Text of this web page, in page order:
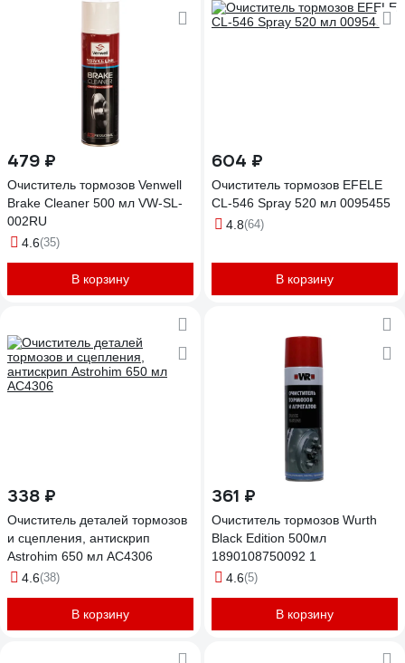
479 ₽
Очиститель тормозов Venwell
Brake Cleaner 500 мл VW-SL-
002RU
4.6(35)
В корзину
604 ₽
Очиститель тормозов EFELE
CL-546 Spray 520 мл 0095455
4.8(64)
В корзину
338 ₽
Очиститель деталей тормозов
и сцепления, антискрип
Astrohim 650 мл AC4306
4.6(38)
В корзину
361 ₽
Очиститель тормозов Wurth
Black Edition 500мл
1890108750092 1
4.6(5)
В корзину